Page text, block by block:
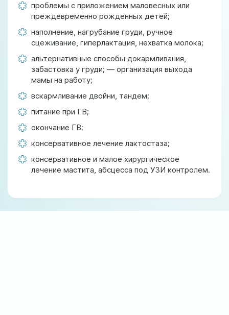
проблемы с приложением маловесных или
преждевременно рожденных детей;
наполнение, нагрубание груди, ручное
сцеживание, гиперлактация, нехватка молока;
альтернативные способы докармливания,
забастовка у груди; — организация выхода
мамы на работу;
вскармливание двойни, тандем;
питание при ГВ;
окончание ГВ;
консервативное лечение лактостаза;
консервативное и малое хирургическое
лечение мастита, абсцесса под УЗИ контролем.